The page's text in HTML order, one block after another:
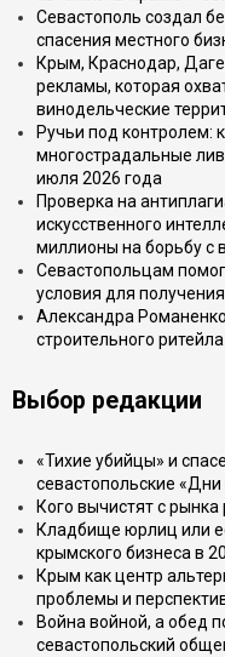
Севастополь создал
спасения местного
Крым, Краснодар,
рекламы, которая
винодельческие
Ручьи под контролем:
многострадальные
июля 2026 года
Проверка на
искусственного
миллионы на борьбу с
Севастопольцам
условия для
Александра
строительного
Выбор редакции
«Тихие убийцы» и
севастопольские
Кого вычистят с
Кладбище юрлиц или
крымского бизнеса в
Крым как центр
проблемы и
Война войной, а обед
севастопольский